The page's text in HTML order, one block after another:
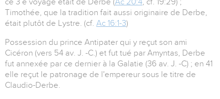
Timothée, que la tradition fait aussi originaire de Derbe,
était plutôt de Lystre. (cf. Ac 16:1-3)
Possession du prince Antipater qui y reçut son ami
Cicéron (vers 54 av. J. -C.) et fut tué par Amyntas, Derbe
fut annexée par ce dernier à la Galatie (36 av. J. -C) ; en 41
elle reçut le patronage de l'empereur sous le titre de
Claudio-Derbe.